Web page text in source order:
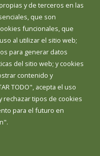
y de terceros en las
que son
funcionales, que
al utilizar el sitio web;
para generar datos
del sitio web; y cookies
contenido y
TODO", acepta el uso
rechazar tipos de cookies
para el futuro en